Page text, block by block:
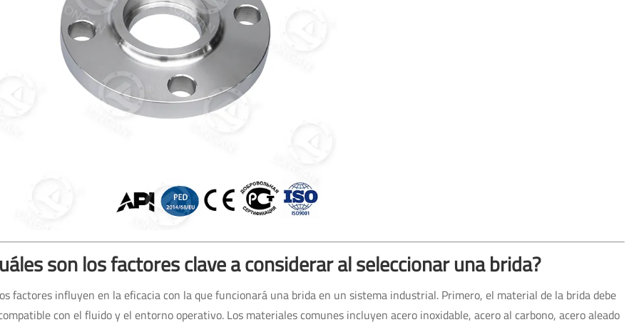
son los factores clave a considerar al seleccionar una brida?
factores influyen en la eficacia con la que funcionará una brida en un sistema industrial. Primero, el material de la brida debe
con el fluido y el entorno operativo. Los materiales comunes incluyen acero inoxidable, acero al carbono, acero aleado